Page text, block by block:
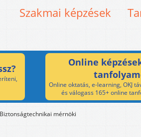
Szakmai képzések
Online
Online oktatás, e-learning, OKJ
és válogass 165+ online
Biztonságtechnikai mérnöki